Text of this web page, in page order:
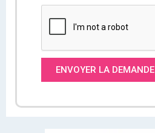
ENVOYER LA DEMANDE